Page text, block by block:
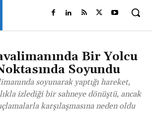
Bir Yolcu
Soyundu
soyunarak yaptığı hareket,
izlediği bir sahneye dönüştü, ancak
karşılaşmasına neden oldu